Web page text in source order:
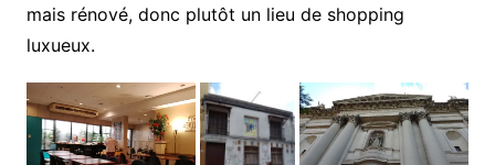
mais rénové, donc plutôt un lieu de shopping
luxueux.